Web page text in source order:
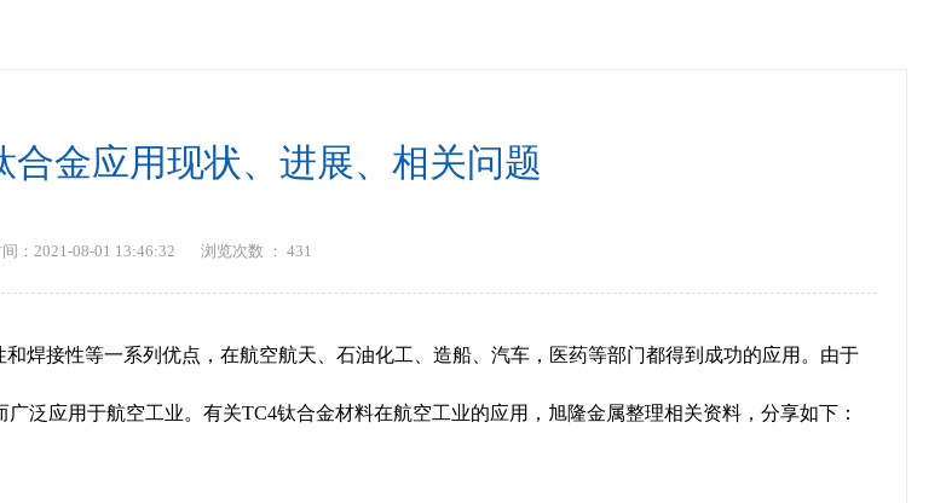
合金应用现状、进展、相关问题
：2021-08-01 13:46:32 浏览次数 ： 431
焊接性等一系列优点，在航空航天、石油化工、造船、汽车，医药等部门都得到成功的应用。由于
泛应用于航空工业。有关TC4钛合金材料在航空工业的应用，旭隆金属整理相关资料，分享如下：